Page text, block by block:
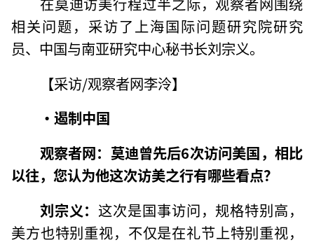
相关问题，采访了上海国际问题研究院研究
员、中国与南亚研究中心秘书长刘宗义。
【采访/观察者网李泠】
·遏制中国
观察者网：莫迪曾先后6次访问美国，相比
以往，您认为他这次访美之行有哪些看点？
刘宗义： 这次是国事访问，规格特别高，
美方也特别重视，不仅是在礼节上特别重视，